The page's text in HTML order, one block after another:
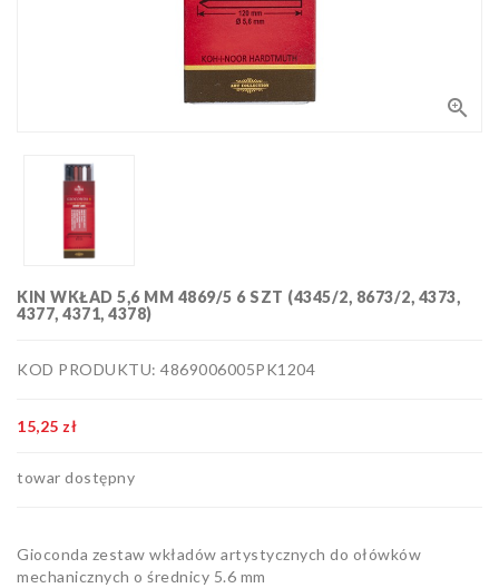
Flamastry,
markery i
zakreślacze
Linijki,
ekierki,
i cyrkle
Tusze i
kaligrafia
biurowe

KIN WKŁAD 5,6 MM 4869/5 6 SZT (4345/2, 8673/2, 4373,
4377, 4371, 4378)
KOD PRODUKTU: 4869006005PK1204
15,25 zł
towar dostępny
Gioconda zestaw wkładów artystycznych do ołówków
mechanicznych o średnicy 5.6 mm